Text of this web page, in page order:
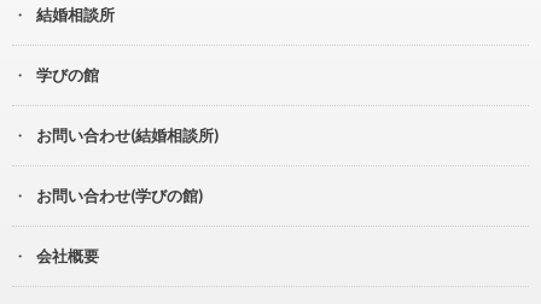
結婚相談所
学びの館
お問い合わせ(結婚相談所)
お問い合わせ(学びの館)
会社概要